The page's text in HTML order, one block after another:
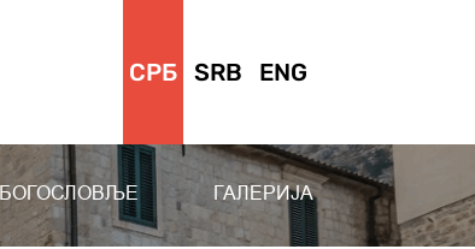
СРБ SRB ENG
БОГОСЛОВЉЕ ГАЛЕРИЈА